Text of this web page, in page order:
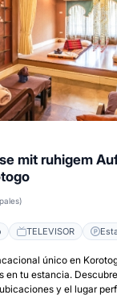
mit ruhigem
TELEVISOR
único en
en tu estancia.
y el lugar